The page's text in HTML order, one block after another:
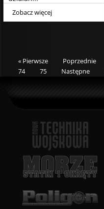
Zobacz więcej
« Pierwsze Poprzednie
74
75 Następne